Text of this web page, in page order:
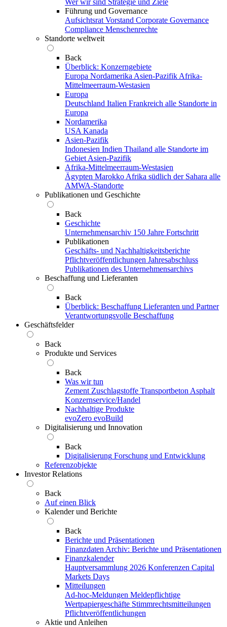
Führung und Governance
Aufsichtsrat Vorstand Corporate Governance
Compliance Menschenrechte
Standorte weltweit
Back
Überblick: Konzerngebiete
Europa Nordamerika Asien-Pazifik Afrika-
Mittelmeerraum-Westasien
Europa
Deutschland Italien Frankreich alle Standorte in
Europa
Nordamerika
USA Kanada
Asien-Pazifik
Indonesien Indien Thailand alle Standorte im
Gebiet Asien-Pazifik
Afrika-Mittelmeerraum-Westasien
Ägypten Marokko Afrika südlich der Sahara alle
AMWA-Standorte
Publikationen und Geschichte
Back
Geschichte
Unternehmensarchiv 150 Jahre Fortschritt
Publikationen
Geschäfts- und Nachhaltigkeitsberichte
Pflichtveröffentlichungen Jahresabschluss
Publikationen des Unternehmensarchivs
Beschaffung und Lieferanten
Back
Überblick: Beschaffung Lieferanten und Partner
Verantwortungsvolle Beschaffung
Geschäftsfelder
Back
Produkte und Services
Back
Was wir tun
Zement Zuschlagstoffe Transportbeton Asphalt
Konzernservice/Handel
Nachhaltige Produkte
evoZero evoBuild
Digitalisierung und Innovation
Back
Digitalisierung Forschung und Entwicklung
Referenzobjekte
Investor Relations
Back
Auf einen Blick
Kalender und Berichte
Back
Berichte und Präsentationen
Finanzdaten Archiv: Berichte und Präsentationen
Finanzkalender
Hauptversammlung 2026 Konferenzen Capital
Markets Days
Mitteilungen
Ad-hoc-Meldungen Meldepflichtige
Wertpapiergeschäfte Stimmrechtsmitteilungen
Pflichtveröffentlichungen
Aktie und Anleihen